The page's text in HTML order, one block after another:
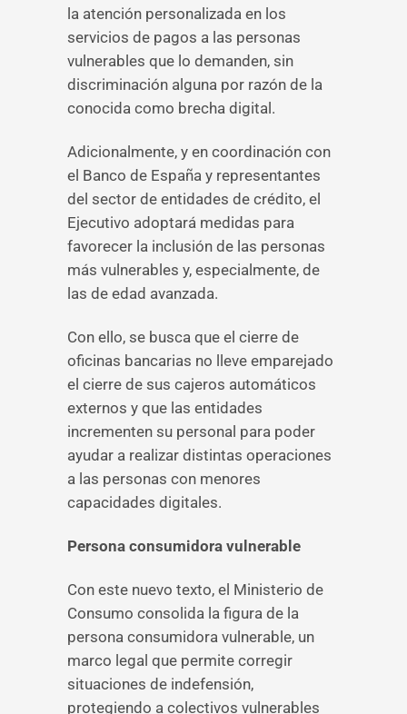
la atención personalizada en los
servicios de pagos a las personas
vulnerables que lo demanden, sin
discriminación alguna por razón de la
conocida como brecha digital.
Adicionalmente, y en coordinación con
el Banco de España y representantes
del sector de entidades de crédito, el
Ejecutivo adoptará medidas para
favorecer la inclusión de las personas
más vulnerables y, especialmente, de
las de edad avanzada.
Con ello, se busca que el cierre de
oficinas bancarias no lleve emparejado
el cierre de sus cajeros automáticos
externos y que las entidades
incrementen su personal para poder
ayudar a realizar distintas operaciones
a las personas con menores
capacidades digitales.
Persona consumidora vulnerable
Con este nuevo texto, el Ministerio de
Consumo consolida la figura de la
persona consumidora vulnerable, un
marco legal que permite corregir
situaciones de indefensión,
protegiendo a colectivos vulnerables